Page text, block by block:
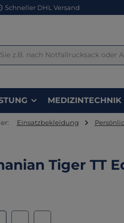
Schneller DHL Versand
MEDIZINTECHNIK
Einsatzbekleidung
Tiger TT
überspringen